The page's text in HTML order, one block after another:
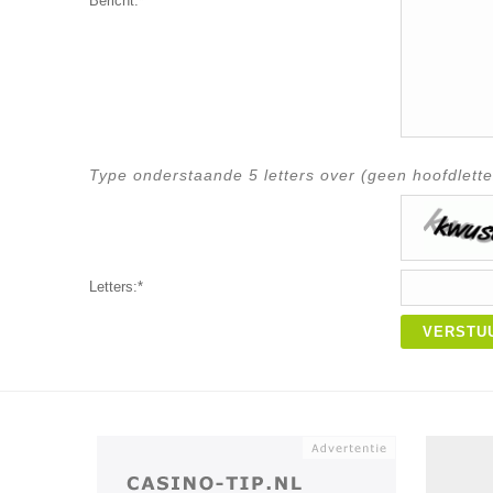
Type onderstaande 5 letters over (geen
Letters:*